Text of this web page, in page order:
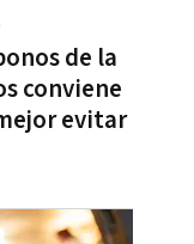
de la
conviene
evitar